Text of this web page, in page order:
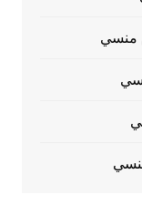
منسي